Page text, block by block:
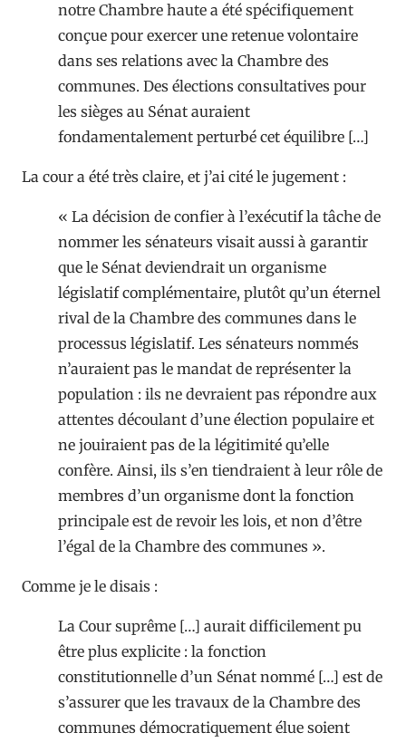
notre Chambre haute a été spécifiquement
conçue pour exercer une retenue volontaire
dans ses relations avec la Chambre des
communes. Des élections consultatives pour
les sièges au Sénat auraient
fondamentalement perturbé cet équilibre […]
La cour a été très claire, et j’ai cité le jugement :
« La décision de confier à l’exécutif la tâche de
nommer les sénateurs visait aussi à garantir
que le Sénat deviendrait un organisme
législatif complémentaire, plutôt qu’un éternel
rival de la Chambre des communes dans le
processus législatif. Les sénateurs nommés
n’auraient pas le mandat de représenter la
population : ils ne devraient pas répondre aux
attentes découlant d’une élection populaire et
ne jouiraient pas de la légitimité qu’elle
confère. Ainsi, ils s’en tiendraient à leur rôle de
membres d’un organisme dont la fonction
principale est de revoir les lois, et non d’être
l’égal de la Chambre des communes ».
Comme je le disais :
La Cour suprême […] aurait difficilement pu
être plus explicite : la fonction
constitutionnelle d’un Sénat nommé […] est de
s’assurer que les travaux de la Chambre des
communes démocratiquement élue soient